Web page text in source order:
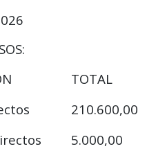
TOTAL
210.600,00
5.000,00